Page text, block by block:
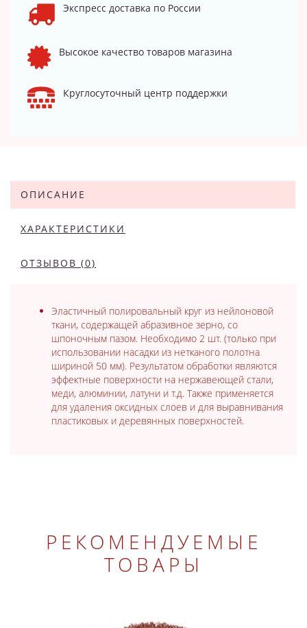
Экспресс доставка по России
Высокое качество товаров магазина
Круглосуточный центр поддержки
ОПИСАНИЕ
ХАРАКТЕРИСТИКИ
ОТЗЫВОВ (0)
Эластичный полировальный круг из нейлоновой
ткани, содержащей абразивное зерно, со
шпоночным пазом. Необходимо 2 шт. (только при
использовании насадки из нетканого полотна
шириной 50 мм). Результатом обработки являются
эффектные поверхности на нержавеющей стали,
меди, алюминии, латуни и т.д. Также применяется
для удаления оксидных слоев и для выравнивания
пластиковых и деревянных поверхностей.
РЕКОМЕНДУЕМЫЕ
ТОВАРЫ